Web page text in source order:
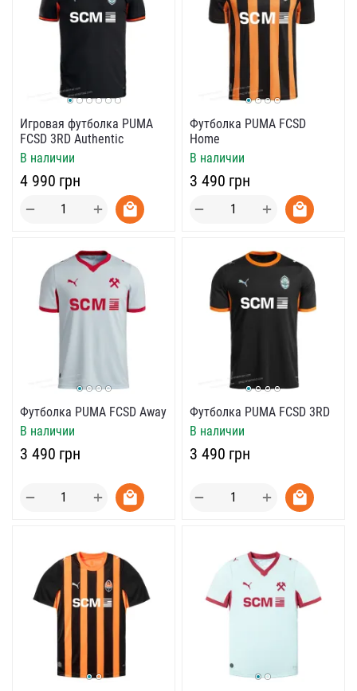
Игровая футболка PUMA
FCSD 3RD Authentic
В наличии
‍4 990‍ грн
+
−
Футболка PUMA FCSD
Home
В наличии
‍3 490‍ грн
+
−
Футболка PUMA FCSD Away
В наличии
‍3 490‍ грн
+
−
Футболка PUMA FCSD 3RD
В наличии
‍3 490‍ грн
+
−